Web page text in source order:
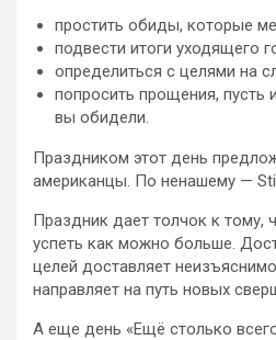
простить обиды, которые
подвести итоги уходящего
определиться с целями на
попросить прощения, пусть
вы обидели.
Праздником этот день
американцы. По ненашему —
Праздник дает толчок к тому,
успеть как можно больше.
целей доставляет
направляет на путь новых
А еще день «Ещё столько